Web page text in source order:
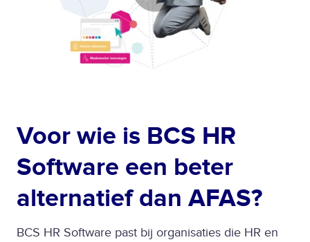
Voor wie is BCS HR
Software een beter
alternatief dan AFAS?
BCS HR Software past bij organisaties die HR en